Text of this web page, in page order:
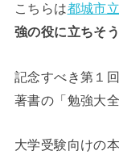
こちらは都城市
強の役に立ちそ
記念すべき第１
著書の「勉強大
大学受験向けの